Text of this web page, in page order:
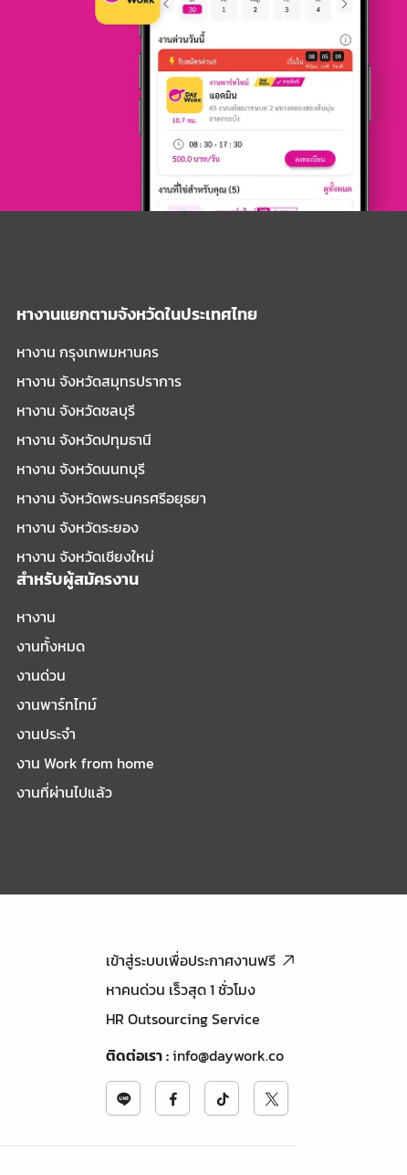
หางานแยกตามจังหวัดในประเทศไทย
หางาน กรุงเทพมหานคร
หางาน จังหวัดสมุทรปราการ
หางาน จังหวัดชลบุรี
หางาน จังหวัดปทุมธานี
หางาน จังหวัดนนทบุรี
หางาน จังหวัดพระนครศรีอยุธยา
หางาน จังหวัดระยอง
หางาน จังหวัดเชียงใหม่
สำหรับผู้สมัครงาน
หางาน
งานทั้งหมด
งานด่วน
งานพาร์ทไทม์
งานประจำ
งาน Work from home
งานที่ผ่านไปแล้ว
เข้าสู่ระบบเพื่อประกาศงานฟรี
หาคนด่วน เร็วสุด 1 ชั่วโมง
HR Outsourcing Service
ติดต่อเรา:info@daywork.co